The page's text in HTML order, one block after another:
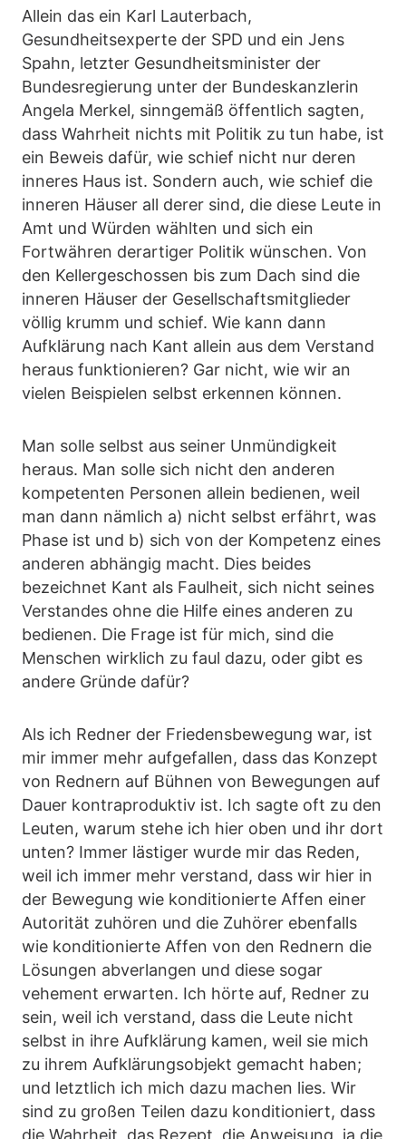
Allein das ein Karl Lauterbach,
Gesundheitsexperte der SPD und ein Jens
Spahn, letzter Gesundheitsminister der
Bundesregierung unter der Bundeskanzlerin
Angela Merkel, sinngemäß öffentlich sagten,
dass Wahrheit nichts mit Politik zu tun habe, ist
ein Beweis dafür, wie schief nicht nur deren
inneres Haus ist. Sondern auch, wie schief die
inneren Häuser all derer sind, die diese Leute in
Amt und Würden wählten und sich ein
Fortwähren derartiger Politik wünschen. Von
den Kellergeschossen bis zum Dach sind die
inneren Häuser der Gesellschaftsmitglieder
völlig krumm und schief. Wie kann dann
Aufklärung nach Kant allein aus dem Verstand
heraus funktionieren? Gar nicht, wie wir an
vielen Beispielen selbst erkennen können.
Man solle selbst aus seiner Unmündigkeit
heraus. Man solle sich nicht den anderen
kompetenten Personen allein bedienen, weil
man dann nämlich a) nicht selbst erfährt, was
Phase ist und b) sich von der Kompetenz eines
anderen abhängig macht. Dies beides
bezeichnet Kant als Faulheit, sich nicht seines
Verstandes ohne die Hilfe eines anderen zu
bedienen. Die Frage ist für mich, sind die
Menschen wirklich zu faul dazu, oder gibt es
andere Gründe dafür?
Als ich Redner der Friedensbewegung war, ist
mir immer mehr aufgefallen, dass das Konzept
von Rednern auf Bühnen von Bewegungen auf
Dauer kontraproduktiv ist. Ich sagte oft zu den
Leuten, warum stehe ich hier oben und ihr dort
unten? Immer lästiger wurde mir das Reden,
weil ich immer mehr verstand, dass wir hier in
der Bewegung wie konditionierte Affen einer
Autorität zuhören und die Zuhörer ebenfalls
wie konditionierte Affen von den Rednern die
Lösungen abverlangen und diese sogar
vehement erwarten. Ich hörte auf, Redner zu
sein, weil ich verstand, dass die Leute nicht
selbst in ihre Aufklärung kamen, weil sie mich
zu ihrem Aufklärungsobjekt gemacht haben;
und letztlich ich mich dazu machen lies. Wir
sind zu großen Teilen dazu konditioniert, dass
die Wahrheit, das Rezept, die Anweisung, ja die